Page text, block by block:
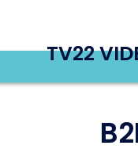
TV22